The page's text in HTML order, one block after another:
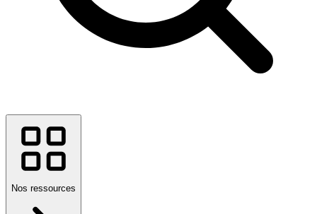
Nos ressources